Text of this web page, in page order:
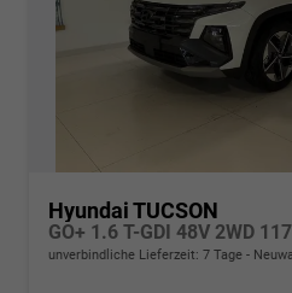
Hyundai TUCSON
unverbindliche Lieferzeit: 7 Tage